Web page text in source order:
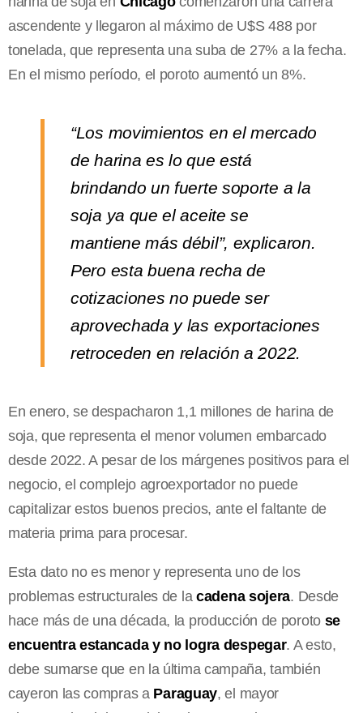
ascendente y llegaron al máximo de U$S 488 por
tonelada, que representa una suba de 27% a la fecha.
En el mismo período, el poroto aumentó un 8%.
“Los movimientos en el mercado
de harina es lo que está
brindando un fuerte soporte a la
soja ya que el aceite se
mantiene más débil”, explicaron.
Pero esta buena recha de
cotizaciones no puede ser
aprovechada y las exportaciones
retroceden en relación a 2022.
En enero, se despacharon 1,1 millones de harina de
soja, que representa el menor volumen embarcado
desde 2022. A pesar de los márgenes positivos para el
negocio, el complejo agroexportador no puede
capitalizar estos buenos precios, ante el faltante de
materia prima para procesar.
Esta dato no es menor y representa uno de los
problemas estructurales de la cadena sojera. Desde
hace más de una década, la producción de poroto se
encuentra estancada y no logra despegar. A esto,
debe sumarse que en la última campaña, también
cayeron las compras a Paraguay, el mayor